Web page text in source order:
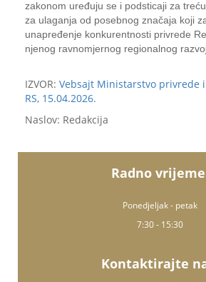
zakonom uređuju se i podsticaji za
za ulaganja od posebnog značaja koji
unapređenje konkurentnosti privrede
njenog ravnomjernog regionalnog
IZVOR: Vebsajt Ministarstvo privrede
RS, 15.04.2026.
Naslov: Redakcija
Radno
Ponedjeljak - petak
7:30 - 15:30
Kontaktirajte